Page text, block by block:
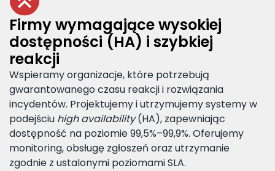
Firmy wymagające wysokiej
dostępności (HA) i szybkiej
reakcji
Wspieramy organizacje, które potrzebują
gwarantowanego czasu reakcji i rozwiązania
incydentów. Projektujemy i utrzymujemy systemy w
podejściu high availability(HA), zapewniając
dostępność na poziomie 99,5%–99,9%. Oferujemy
monitoring, obsługę zgłoszeń oraz utrzymanie
zgodnie z ustalonymi poziomami SLA.